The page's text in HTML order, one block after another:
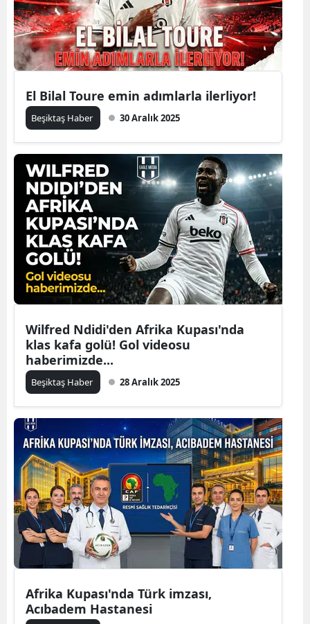
El Bilal Toure emin adımlarla ilerliyor!
Beşiktaş Haber 30 Aralık 2025
Wilfred Ndidi'den Afrika Kupası'nda
klas kafa golü! Gol videosu
haberimizde...
Beşiktaş Haber 28 Aralık 2025
Afrika Kupası'nda Türk imzası,
Acıbadem Hastanesi